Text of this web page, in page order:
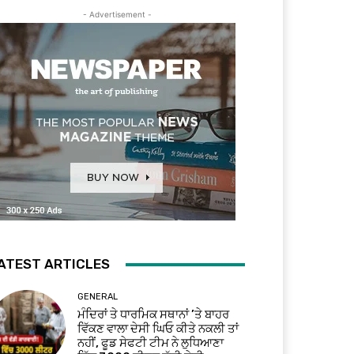
- Advertisement -
ARTICLES
GENERAL
ਮੰਦਿਰਾਂ ਤੇ ਧਾਰਮਿਕ ਸਥਾਨਾਂ ’ਤੇ ਬਾਹਰ
ਵਿੱਕਣ ਵਾਲਾ ਦੇਸੀ ਘਿਓ ਕੀਤੇ ਨਕਲੀ ਤਾਂ
ਨਹੀਂ, ਫੂਡ ਸੇਫਟੀ ਟੀਮ ਨੇ ਲੁਧਿਆਣਾ